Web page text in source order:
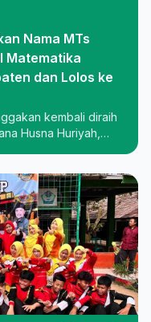
Nama MTs
Matematika
dan Lolos ke
kembali diraih
Husna Huriyah,